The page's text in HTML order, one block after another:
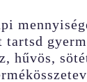
tartsd
hűvös,